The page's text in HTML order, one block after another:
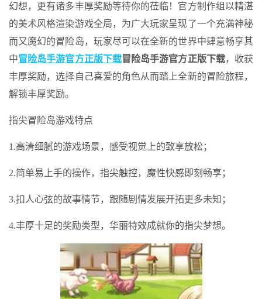
幻想，更有诸多丰厚奖励等待你的莅临！官方制作组以精湛
的美术风格渲染游戏全局，为广大玩家呈现了一个充满神秘
而又魔幻的冒险岛，玩家尽可以在全新的世界中肆意畅享其
中冒险岛手游官方正版下载冒险岛手游官方正版下载，收获
丰厚奖励，选择自己喜爱的角色从而踏上全新的冒险旅程，
解锁丰厚奖励。
指尖冒险岛游戏特点
1.高清细腻的游戏场景，感受视觉上的致享放松；
2.简单易上手的操作，指尖触控，魔性快感即刻畅享；
3.扣人心弦的故事情节，跟随剧情发展开拓更多未知；
4.丰厚十足的奖励类型，华丽特效成就你的指尖梦想。